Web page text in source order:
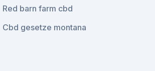
Red barn farm cbd
Cbd gesetze montana